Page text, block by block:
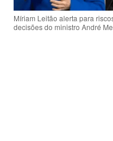
Míriam Leitão alerta para
decisões do ministro André